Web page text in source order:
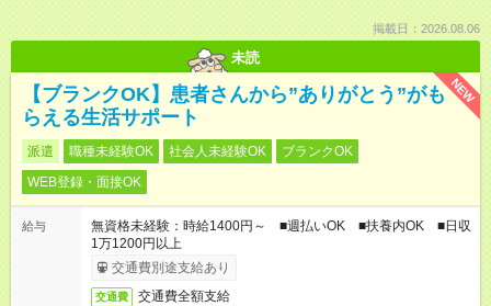
掲載日：2026.08.06
未読
NEW
【ブランクOK】患者さんから”ありがとう”がも
らえる生活サポート
派遣 職種未経験OK 社会人未経験OK
ブランクOK
WEB登録・面接OK
給与
無資格未経験：時給1400円～ ■週払いOK ■扶養内OK ■日収
1万1200円以上
交通費別途支給あり
交通費 交通費全額支給